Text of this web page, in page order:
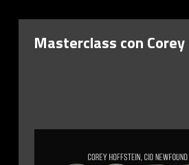
Masterclass con